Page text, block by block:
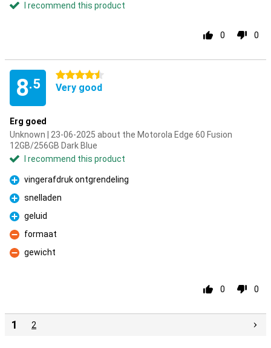
I recommend this product
0 0
8.5
4.5 stars
Very good
Erg goed
Unknown | 23-06-2025 about the Motorola Edge 60 Fusion
12GB/256GB Dark Blue
I recommend this product
Pro
vingerafdruk ontgrendeling
Pro
snelladen
Pro
geluid
Con
formaat
Con
gewicht
0 0
1 2